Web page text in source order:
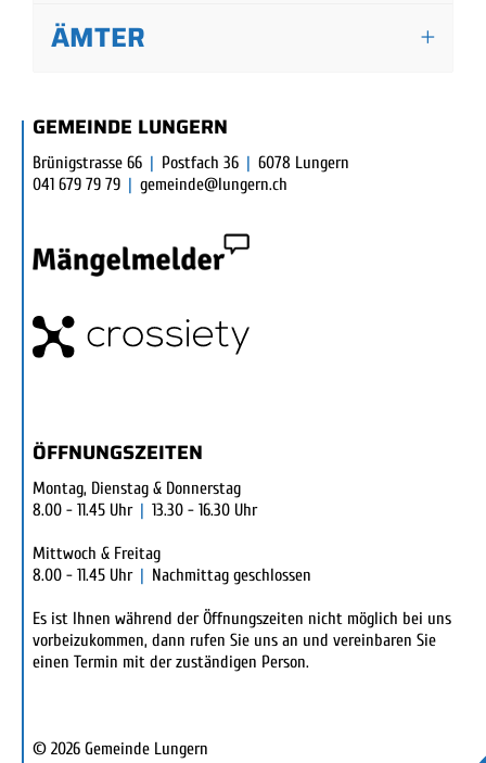
ÄMTER
GEMEINDE LUNGERN
Brünigstrasse 66 | Postfach 36 | 6078 Lungern
041 679 79 79 | gemeinde@lungern.ch
ÖFFNUNGSZEITEN
Montag, Dienstag & Donnerstag
8.00 - 11.45 Uhr
13.30 - 16.30 Uhr
Mittwoch & Freitag
8.00 - 11.45 Uhr
Nachmittag geschlossen
Es ist Ihnen während der Öffnungszeiten nicht möglich bei uns
vorbeizukommen, dann rufen Sie uns an und vereinbaren Sie
einen Termin mit der zuständigen Person.
© 2026 Gemeinde Lungern